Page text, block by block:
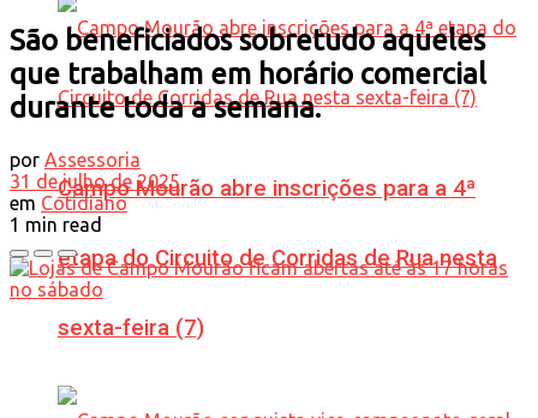
Campo Mourão abre inscrições para a 4ª
etapa do Circuito de Corridas de Rua nesta
sexta-feira (7)
São beneficiados sobretudo aqueles
que trabalham em horário comercial
durante toda a semana.
por Assessoria
31 de julho de 2025
em Cotidiano
1 min read